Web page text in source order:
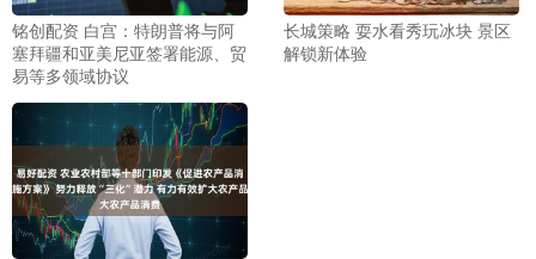
铭创配资 白宫：特朗普将与阿
塞拜疆和亚美尼亚签署能源、贸
易等多领域协议
长城策略 耍水看秀玩冰块 景区
解锁新体验